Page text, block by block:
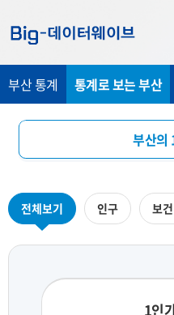
가
가
가
부산 통계 통계로 보는 부산
부산의
지역
전체보기 인구 보
1인